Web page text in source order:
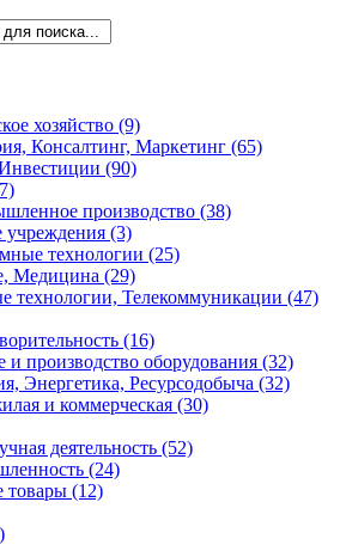
хозяйство (9)
Консалтинг, Маркетинг (65)
(90)
производство (38)
учреждения (3)
технологии (25)
Медицина (29)
технологии, Телекоммуникации (47)
(16)
производство оборудования (32)
Энергетика, Ресурсодобыча (32)
и коммерческая (30)
деятельность (52)
(24)
товары (12)